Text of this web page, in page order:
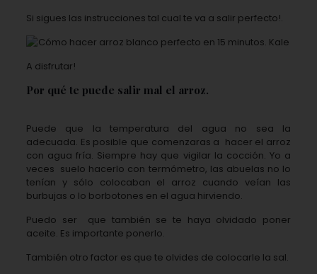
Si sigues las instrucciones tal cual te va a salir perfecto!.
A disfrutar!
Por qué te puede salir mal el arroz.
Puede que la temperatura del agua no sea la
adecuada. Es posible que comenzaras a hacer el arroz
con agua fría. Siempre hay que vigilar la cocción. Yo a
veces suelo hacerlo con termómetro, las abuelas no lo
tenían y sólo colocaban el arroz cuando veían las
burbujas o lo borbotones en el agua hirviendo.
Puedo ser
que también se te haya olvidado poner
aceite. Es importante ponerlo.
También otro factor es que te olvides de colocarle la sal.